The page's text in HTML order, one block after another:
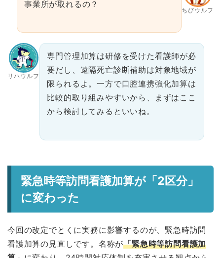
ちびウルフ
事業所が取れるの？
リハウルフ
専門管理加算は研修を受けた看護師が必
要だし、遠隔死亡診断補助は対象地域が
限られるよ。一方で口腔連携強化加算は
比較的取り組みやすいから、まずはここ
から検討してみるといいね。
緊急時等訪問看護加算が「2区分」
に変わった
今回の改定でとくに実務に影響するのが、緊急時訪問
看護加算の見直しです。名称が「緊急時等訪問看護加